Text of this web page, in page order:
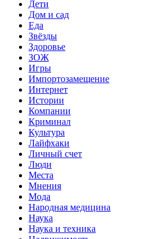
Дети
Дом и сад
Еда
Звёзды
Здоровье
ЗОЖ
Игры
Импортозамещение
Интернет
Истории
Компании
Криминал
Культура
Лайфхаки
Личный счет
Люди
Места
Мнения
Мода
Народная медицина
Наука
Наука и техника